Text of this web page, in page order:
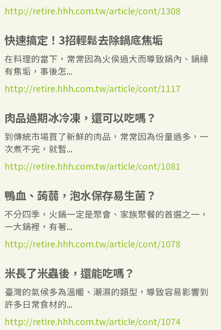
http://retire.hhh.com.tw/article/cont/1308
快速搞定！3招輕鬆去除鍋底焦垢
在料理的當下，常常因為火侯過大而導致鍋內、鍋緣
有焦垢，事後怎...
http://retire.hhh.com.tw/article/cont/1117
肉品過期冰冷凍，還可以吃嗎？
到傳統市場買了新鮮的肉品，常常因為份量過多，一
次煮不完，就暫...
http://retire.hhh.com.tw/article/cont/1081
鴨血、蒟蒻，泡水保存易生菌？
不分四季，火鍋一定是聚會、家族聚餐的首選之一，
一大鍋裡，有著...
http://retire.hhh.com.tw/article/cont/1078
米長了米蟲後，還能吃嗎？
臺灣的氣候多為溫暖、潮濕的類型，導致容易影響到
許多日常食材的...
http://retire.hhh.com.tw/article/cont/1074